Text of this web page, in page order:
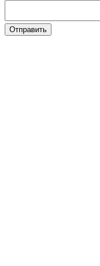
Отправить